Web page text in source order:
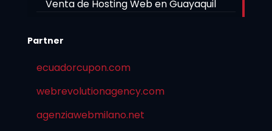
Venta de Hosting Web en Guayaquil
Partner
ecuadorcupon.com
webrevolutionagency.com
agenziawebmilano.net